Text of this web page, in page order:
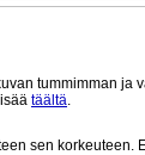
tummimman
täältä.
sen